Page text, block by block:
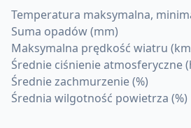
Temperatura maksymalna,
Suma opadów (mm)
Maksymalna prędkość wiatru
Średnie ciśnienie atmosferyczne
Średnie zachmurzenie (%)
Średnia wilgotność powietrza (%)